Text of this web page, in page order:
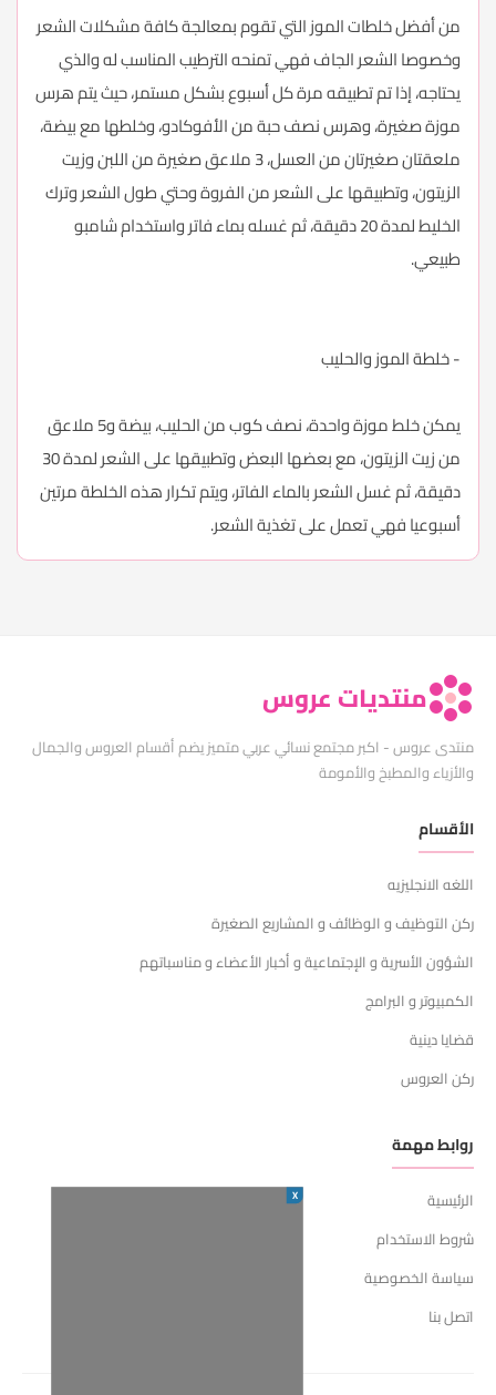
من أفضل خلطات الموز التي تقوم بمعالجة كافة مشكلات الشعر
وخصوصا الشعر الجاف فهي تمنحه الترطيب المناسب له والذي
يحتاجه، إذا تم تطبيقه مرة كل أسبوع بشكل مستمر، حيث يتم هرس
موزة صغيرة، وهرس نصف حبة من الأفوكادو، وخلطها مع بيضة،
ملعقتان صغيرتان من العسل، 3 ملاعق صغيرة من اللبن وزيت
الزيتون، وتطبيقها على الشعر من الفروة وحتي طول الشعر وترك
الخليط لمدة 20 دقيقة، ثم غسله بماء فاتر واستخدام شامبو
طبيعي.
- خلطة الموز والحليب
يمكن خلط موزة واحدة، نصف كوب من الحليب، بيضة و5 ملاعق
من زيت الزيتون، مع بعضها البعض وتطبيقها على الشعر لمدة 30
دقيقة، ثم غسل الشعر بالماء الفاتر، ويتم تكرار هذه الخلطة مرتين
أسبوعيا فهي تعمل على تغذية الشعر.
منتديات عروس
منتدى عروس - اكبر مجتمع نسائي عربي متميز يضم أقسام العروس والجمال
والأزياء والمطبخ والأمومة
الأقسام
اللغه الانجليزيه
ركن التوظيف و الوظائف و المشاريع الصغيرة
الشؤون الأسرية و الإجتماعية و أخبار الأعضاء و مناسباتهم
الكمبيوتر و البرامج
قضايا دينية
ركن العروس
روابط مهمة
الرئيسية
شروط الاستخدام
سياسة الخصوصية
اتصل بنا
X